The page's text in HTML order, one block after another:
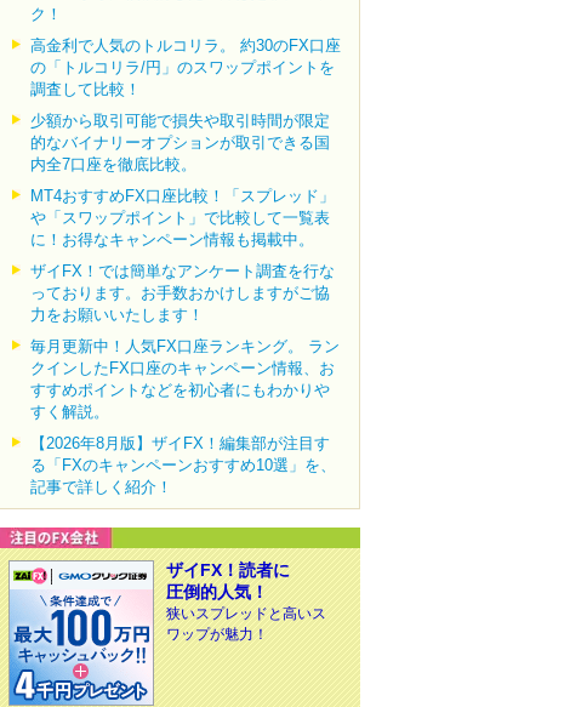
ク！
高金利で人気のトルコリラ。 約30のFX口座
の「トルコリラ/円」のスワップポイントを
調査して比較！
少額から取引可能で損失や取引時間が限定
的なバイナリーオプションが取引できる国
内全7口座を徹底比較。
MT4おすすめFX口座比較！「スプレッド」
や「スワップポイント」で比較して一覧表
に！お得なキャンペーン情報も掲載中。
ザイFX！では簡単なアンケート調査を行な
っております。お手数おかけしますがご協
力をお願いいたします！
毎月更新中！人気FX口座ランキング。 ラン
クインしたFX口座のキャンペーン情報、お
すすめポイントなどを初心者にもわかりや
すく解説。
【2026年8月版】ザイFX！編集部が注目す
る「FXのキャンペーンおすすめ10選」を、
記事で詳しく紹介！
ザイFX！読者に
圧倒的人気！
狭いスプレッドと高いス
ワップが魅力！